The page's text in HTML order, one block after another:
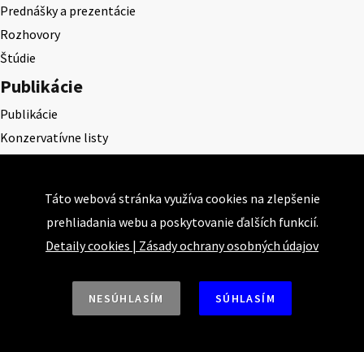
Prednášky a prezentácie
Rozhovory
Štúdie
Publikácie
Publikácie
Konzervatívne listy
Projekty
Akadémia klasickej ekonómie
Cena Ernesta Valka
Táto webová stránka využíva cookies na zlepšenie
prehliadania webu a poskytovanie ďalších funkcií.
Detaily cookies | Zásady ochrany osobných údajov
NESÚHLASÍM SÚHLASÍM